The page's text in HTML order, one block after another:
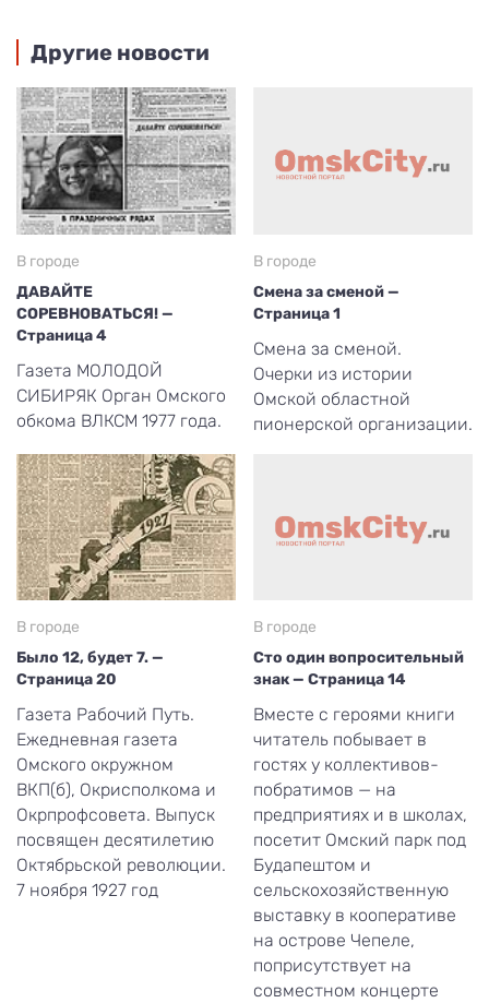
Другие новости
В городе
ДАВАЙТЕ
СОРЕВНОВАТЬСЯ! —
Страница 4
Газета МОЛОДОЙ
СИБИРЯК Орган Омского
обкома ВЛКСМ 1977 года.
В городе
Смена за сменой —
Страница 1
Смена за сменой.
Очерки из истории
Омской областной
пионерской организации.
В городе
Было 12, будет 7. —
Страница 20
Газета Рабочий Путь.
Ежедневная газета
Омского окружном
ВКП(б), Окрисполкома и
Окрпрофсовета. Выпуск
посвящен десятилетию
Октябрьской революции.
7 ноября 1927 год
В городе
Сто один вопросительный
знак — Страница 14
Вместе с героями книги
читатель побывает в
гостях у коллективов-
побратимов — на
предприятиях и в школах,
посетит Омский парк под
Будапештом и
сельскохозяйственную
выставку в кооперативе
на острове Чепеле,
поприсутствует на
совместном концерте